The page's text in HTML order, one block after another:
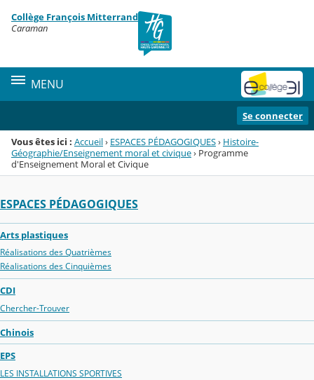
Menu de la rubrique
Contenu
Collège François Mitterrand
Caraman
MENU
Se connecter
Vous êtes ici : Accueil› ESPACES PÉDAGOGIQUES› Histoire-
Géographie/Enseignement moral et civique› Programme
d'Enseignement Moral et Civique
ESPACES PÉDAGOGIQUES
Arts plastiques
Réalisations des Quatrièmes
Réalisations des Cinquièmes
CDI
Chercher-Trouver
Chinois
EPS
LES INSTALLATIONS SPORTIVES